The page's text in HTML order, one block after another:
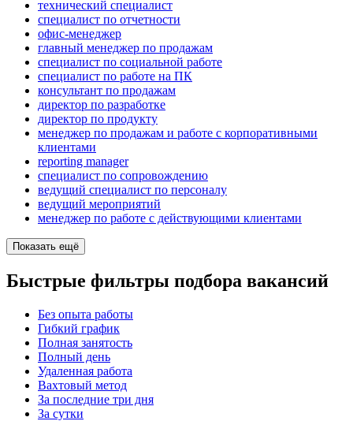
технический специалист
специалист по отчетности
офис-менеджер
главный менеджер по продажам
специалист по социальной работе
специалист по работе на ПК
консультант по продажам
директор по разработке
директор по продукту
менеджер по продажам и работе с корпоративными
клиентами
reporting manager
специалист по сопровождению
ведущий специалист по персоналу
ведущий мероприятий
менеджер по работе с действующими клиентами
Показать ещё
Быстрые фильтры подбора вакансий
Без опыта работы
Гибкий график
Полная занятость
Полный день
Удаленная работа
Вахтовый метод
За последние три дня
За сутки